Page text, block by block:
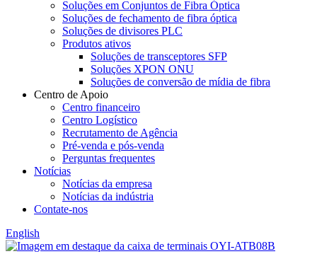
Soluções em Conjuntos de Fibra Óptica
Soluções de fechamento de fibra óptica
Soluções de divisores PLC
Produtos ativos
Soluções de transceptores SFP
Soluções XPON ONU
Soluções de conversão de mídia de fibra
Centro de Apoio
Centro financeiro
Centro Logístico
Recrutamento de Agência
Pré-venda e pós-venda
Perguntas frequentes
Notícias
Notícias da empresa
Notícias da indústria
Contate-nos
English